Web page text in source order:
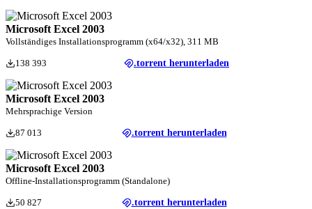
Microsoft Excel 2003
Vollständiges Installationsprogramm (x64/x32), 311 MB
138 393 .torrent herunterladen
Microsoft Excel 2003
Mehrsprachige Version
87 013 .torrent herunterladen
Microsoft Excel 2003
Offline-Installationsprogramm (Standalone)
50 827 .torrent herunterladen